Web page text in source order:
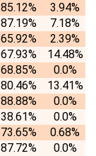
85.12%
3.94%
87.19%
7.18%
65.92%
2.39%
67.93%
14.48%
68.85%
0.0%
80.46%
13.41%
88.88%
0.0%
38.61%
0.0%
73.65%
0.68%
87.72%
0.0%